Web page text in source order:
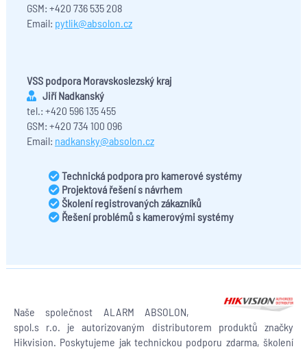
GSM: +420 736 535 208
Email: pytlik@absolon.cz
VSS podpora Moravskoslezský kraj
Jiří Nadkanský
tel.: +420 596 135 455
GSM: +420 734 100 096
Email: nadkansky@absolon.cz
Technická podpora pro kamerové systémy
Projektová řešení s návrhem
Školení registrovaných zákazníků
Řešení problémů s kamerovými systémy
Naše společnost ALARM ABSOLON,
spol.s r.o. je autorizovaným distributorem produktů značky
Hikvision. Poskytujeme jak technickou podporu zdarma, školení